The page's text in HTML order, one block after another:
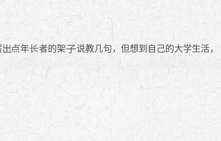
年 者的架 说教几句，但想到自己的大学生活，